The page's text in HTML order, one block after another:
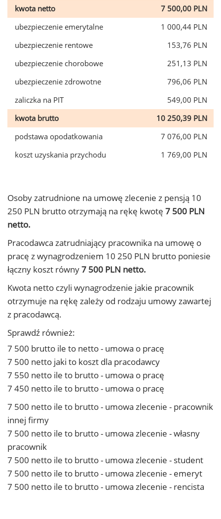
kwota netto
7 500,00 PLN
ubezpieczenie emerytalne
1 000,44 PLN
ubezpieczenie rentowe
153,76 PLN
ubezpieczenie chorobowe
251,13 PLN
ubezpieczenie zdrowotne
796,06 PLN
zaliczka na PIT
549,00 PLN
kwota brutto
10 250,39 PLN
podstawa opodatkowania
7 076,00 PLN
koszt uzyskania przychodu
1 769,00 PLN
Osoby zatrudnione na umowę zlecenie z pensją 10
250 PLN brutto otrzymają na rękę kwotę 7 500 PLN
netto.
Pracodawca zatrudniający pracownika na umowę o
pracę z wynagrodzeniem 10 250 PLN brutto poniesie
łączny koszt równy7 500 PLN netto.
Kwota netto czyli wynagrodzenie jakie pracownik
otrzymuje na rękę zależy od rodzaju umowy zawartej
z pracodawcą.
Sprawdź również:
7 500 brutto ile to netto - umowa o pracę
7 500 netto jaki to koszt dla pracodawcy
7 550 netto ile to brutto - umowa o pracę
7 450 netto ile to brutto - umowa o pracę
7 500 netto ile to brutto - umowa zlecenie - pracownik
innej firmy
7 500 netto ile to brutto - umowa zlecenie - własny
pracownik
7 500 netto ile to brutto - umowa zlecenie - student
7 500 netto ile to brutto - umowa zlecenie - emeryt
7 500 netto ile to brutto - umowa zlecenie - rencista